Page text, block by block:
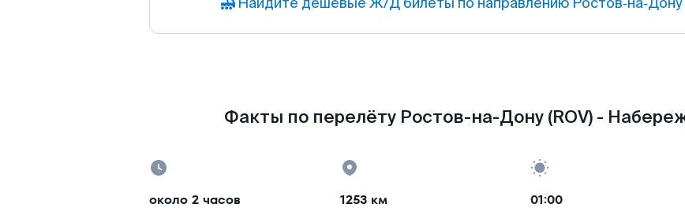
Факты по перелёту Ростов-на-Дону (ROV) -
около 2 часов 1253 км 01:00